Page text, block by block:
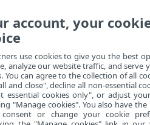
스페인
슬로
터키어
우크
* 제품
account, your
use cookies to give you the best
analyze our website traffic, and serve
You can agree to the collection of all
and close", decline all non-essential
essential cookies only", or adjust
"Manage cookies". You also have
or change your cookie